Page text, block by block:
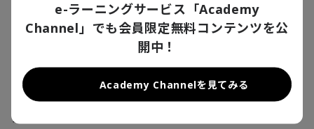
生成AIは世界の労働市場にどれほど大きな影響を与え
るのでしょうか。AIには既存の労働力に取って代わる
の可能性が存在します。AIにより労働力が余剰となれ
ば、新しい産業が創出されることになり得ますし、ビ
ジネスにおいて要求されるスキルセットそのものが変
e-ラーニングサービス「Academy
Channel」でも会員限定無料コンテンツを公
開中！
Academy Channelを見てみる